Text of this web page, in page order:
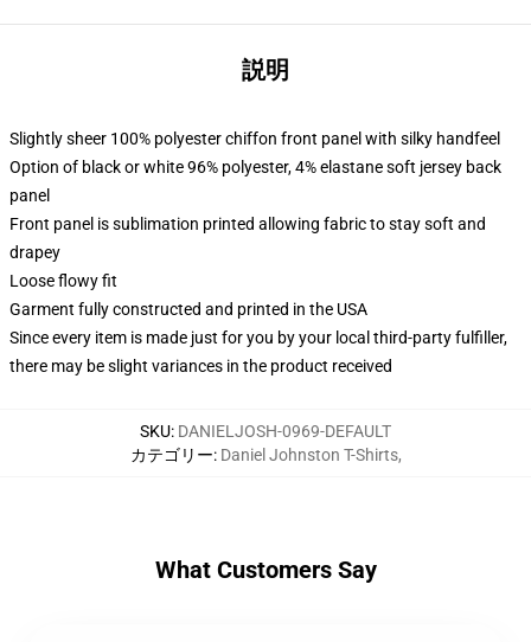
説明
Slightly sheer 100% polyester chiffon front panel with silky handfeel
Option of black or white 96% polyester, 4% elastane soft jersey back
panel
Front panel is sublimation printed allowing fabric to stay soft and
drapey
Loose flowy fit
Garment fully constructed and printed in the USA
Since every item is made just for you by your local third-party fulfiller,
there may be slight variances in the product received
SKU: DANIELJOSH-0969-DEFAULT
カテゴリー: Daniel Johnston T-Shirts,
What Customers Say